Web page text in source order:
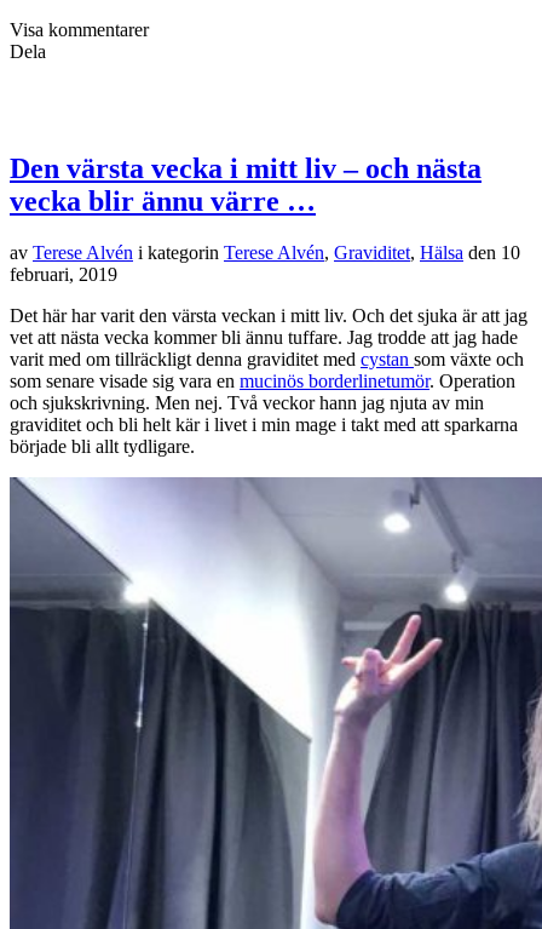
Visa kommentarer
Dela
Den värsta vecka i mitt liv – och nästa
vecka blir ännu värre …
av Terese Alvén i kategorin Terese Alvén, Graviditet, Hälsa den 10
februari, 2019
Det här har varit den värsta veckan i mitt liv. Och det sjuka är att jag
vet att nästa vecka kommer bli ännu tuffare. Jag trodde att jag hade
varit med om tillräckligt denna graviditet med cystan som växte och
som senare visade sig vara en mucinös borderlinetumör. Operation
och sjukskrivning. Men nej. Två veckor hann jag njuta av min
graviditet och bli helt kär i livet i min mage i takt med att sparkarna
började bli allt tydligare.